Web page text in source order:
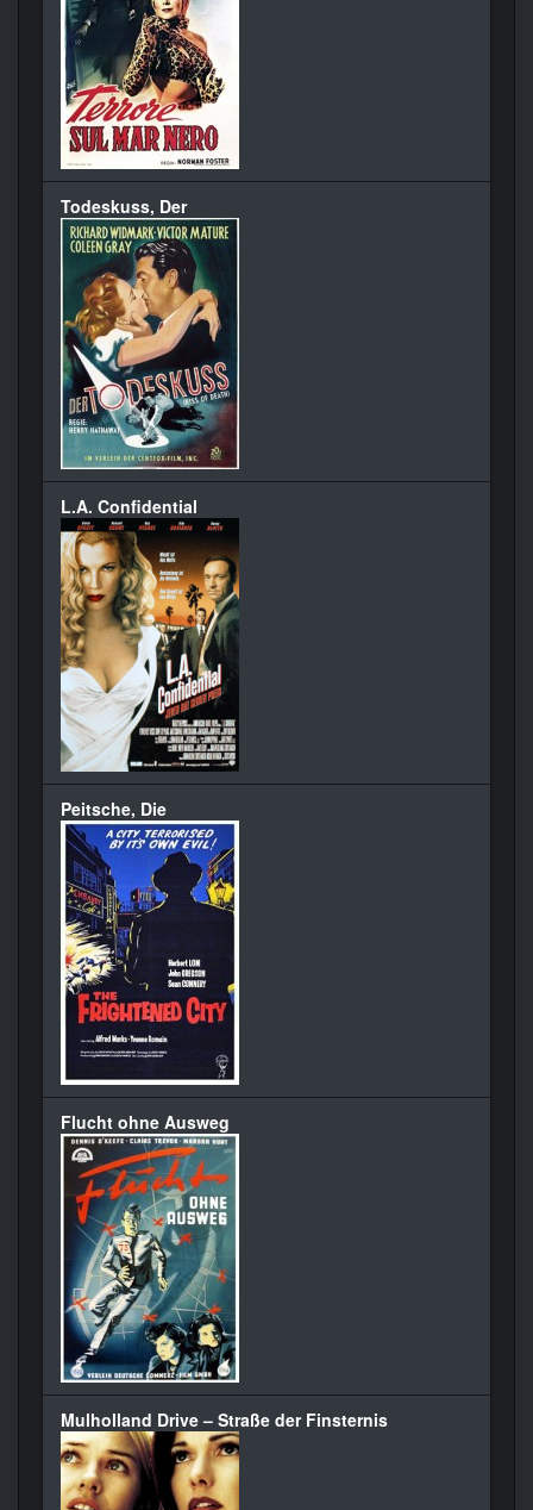
Todeskuss, Der
L.A. Confidential
Peitsche, Die
Flucht ohne Ausweg
Mulholland Drive – Straße der Finsternis